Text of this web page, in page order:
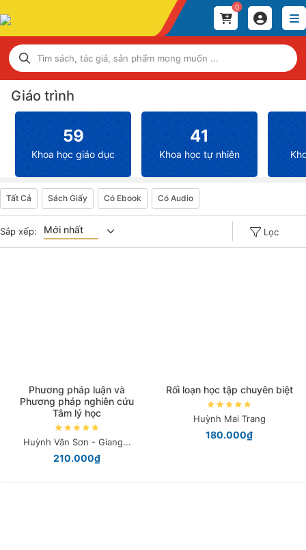
0
Giáo trình
59
Khoa học giáo dục
41
Khoa học tự nhiên
Tất Cả Sách Giấy Có Ebook Có Audio
Sắp xếp: Mới nhất Lọc
Phương pháp luận và
Phương pháp nghiên cứu
Tâm lý học
Huỳnh Văn Sơn - Giang...
210.000₫
Rối loạn học tập chuyên biệt
Huỳnh Mai Trang
180.000₫